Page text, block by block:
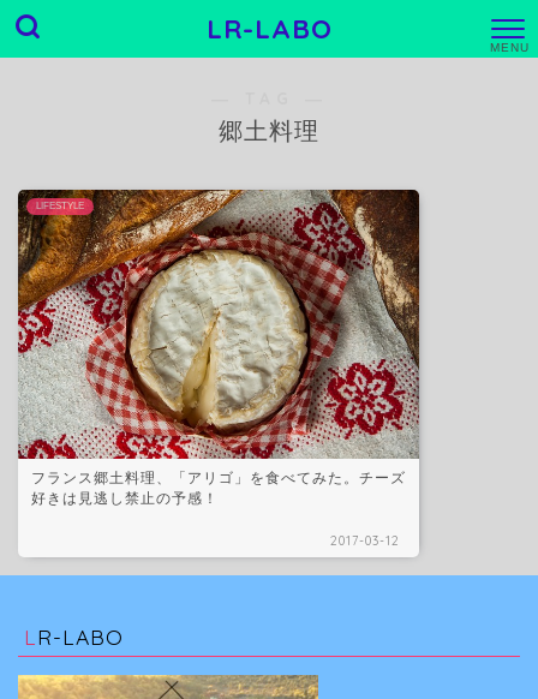
LR-LABO
E
郷土料理
LIFESTYLE
フランス郷土料理、「アリゴ」を食べてみた。チーズ
好きは見逃し禁止の予感！
2017-03-12
LR-LABO